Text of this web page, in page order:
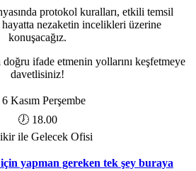
protokol kuralları, etkili temsil
nezaketin incelikleri üzerine
konuşacağız.
ifade etmenin yollarını keşfetmeye
davetlisiniz!
Kasım Perşembe
🕖 18.00
ile Gelecek Ofisi
için yapman gereken tek şey buraya